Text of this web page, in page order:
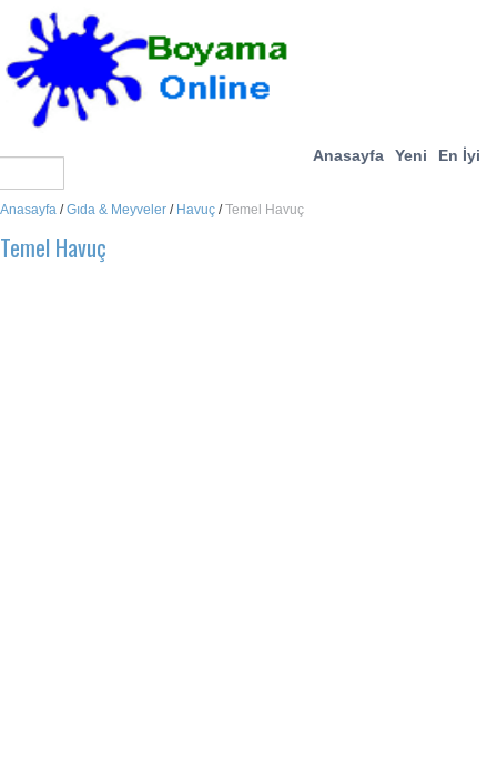
Anasayfa Yeni En İyi
Anasayfa /Gıda & Meyveler / Havuç /Temel Havuç
Temel Havuç